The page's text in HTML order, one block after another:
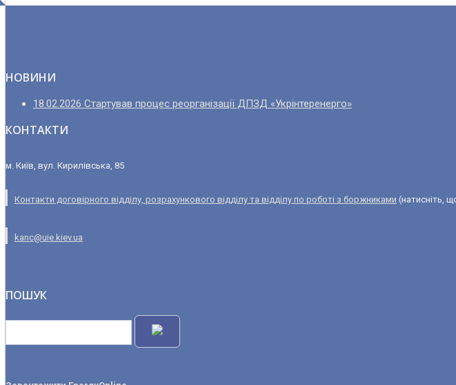
НОВИНИ
18.02.2026 Стартував процес реорганізації ДПЗД «Укрінтеренерго»
КОНТАКТИ
м. Київ, вул. Кирилівська, 85
Контакти договірного відділу, розрахункового відділу та відділу по роботі з боржниками (натисніть,
kanc@uie.kiev.ua
ПОШУК